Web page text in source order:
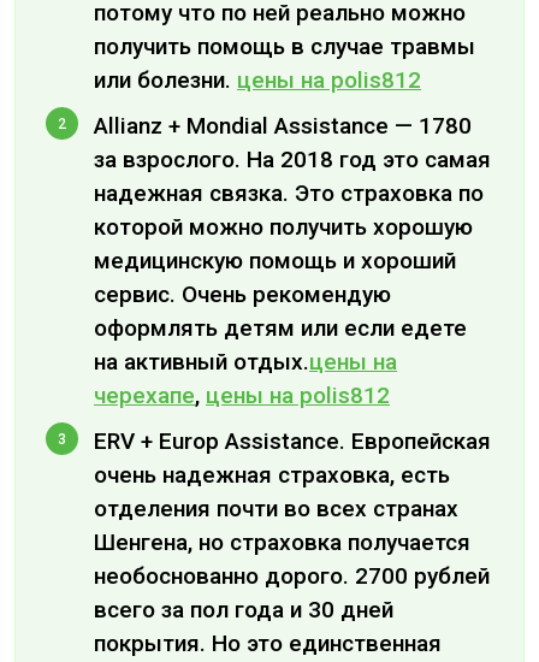
потому что по ней реально можно
получить помощь в случае травмы
или болезни. цены на polis812
Allianz + Mondial Assistance — 1780
за взрослого. На 2018 год это самая
надежная связка. Это страховка по
которой можно получить хорошую
медицинскую помощь и хороший
сервис. Очень рекомендую
оформлять детям или если едете
на активный отдых.цены на
черехапе, цены на polis812
ERV + Europ Assistance. Европейская
очень надежная страховка, есть
отделения почти во всех странах
Шенгена, но страховка получается
необоснованно дорого. 2700 рублей
всего за пол года и 30 дней
покрытия. Но это единственная